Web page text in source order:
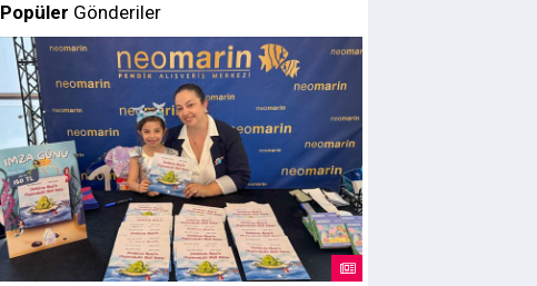
Popüler Gönderiler